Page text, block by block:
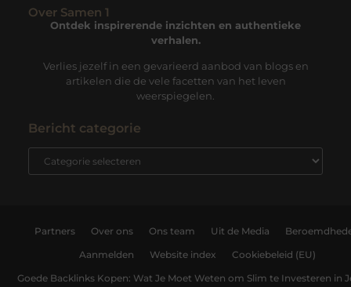
Over Samen 1
Ontdek inspirerende inzichten en authentieke
verhalen.
Verlies jezelf in een gevarieerd aanbod van blogs en
artikelen die de vele facetten van het leven
weerspiegelen.
Bericht categorie
Partners Over ons Ons team Uit de Media
Aanmelden Website index Cookiebeleid (EU)
Goede Backlinks Kopen: Wat Je Moet Weten om Slim te Investeren in